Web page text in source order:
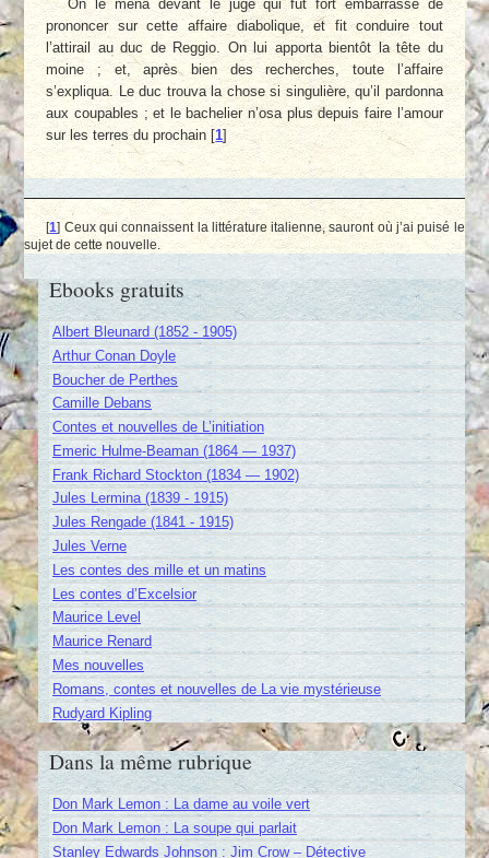
On le mena devant le juge qui fut fort embarrassé de
prononcer sur cette affaire diabolique, et fit conduire tout
l’attirail au duc de Reggio. On lui apporta bientôt la tête du
moine ; et, après bien des recherches, toute l’affaire
s’expliqua. Le duc trouva la chose si singulière, qu’il pardonna
aux coupables ; et le bachelier n’osa plus depuis faire l’amour
sur les terres du prochain [1]
[1] Ceux qui connaissent la littérature italienne, sauront où j’ai puisé le
sujet de cette nouvelle.
Ebooks gratuits
Albert Bleunard (1852 - 1905)
Arthur Conan Doyle
Boucher de Perthes
Camille Debans
Contes et nouvelles de L’initiation
Emeric Hulme-Beaman (1864 — 1937)
Frank Richard Stockton (1834 — 1902)
Jules Lermina (1839 - 1915)
Jules Rengade (1841 - 1915)
Jules Verne
Les contes des mille et un matins
Les contes d’Excelsior
Maurice Level
Maurice Renard
Mes nouvelles
Romans, contes et nouvelles de La vie mystérieuse
Rudyard Kipling
Dans la même rubrique
Don Mark Lemon : La dame au voile vert
Don Mark Lemon : La soupe qui parlait
Stanley Edwards Johnson : Jim Crow – Détective